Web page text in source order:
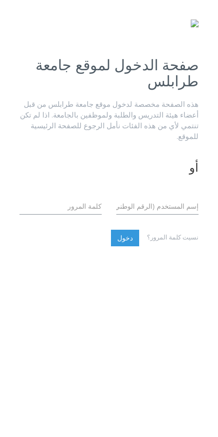
صفحة الدخول لموقع جامعة
طرابلس
هذه الصفحة مخصصة لدخول موقع جامعة طرابلس من قبل
أعضاء هيئة التدريس والطلبة ولموظفين بالجامعة. اذا لم تكن
تنتمي لأي من هذه الفئات نأمل الرجوع للصفحة الرئيسية
للموقع.
أو
نسيت كلمة المرور؟ دخول